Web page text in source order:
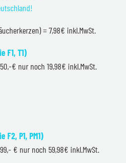
= 7,98€ inkl.MwSt.
F1, T1)
€ nur noch 19,98€ inkl.MwSt.
F2, P1, PM1)
€ nur noch 59,98€ inkl.MwSt.